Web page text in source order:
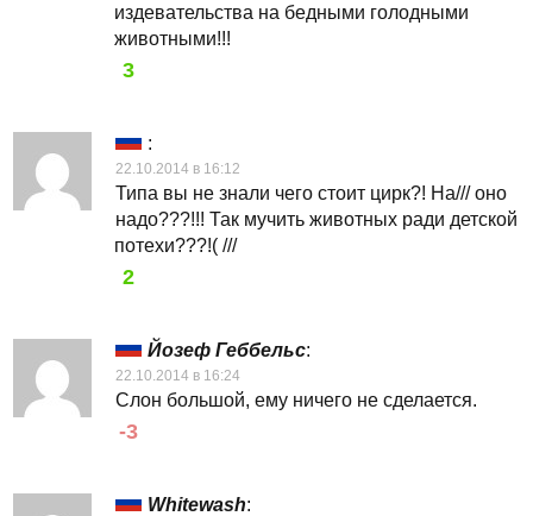
издевательства на бедными голодными
животными!!!
3
:
22.10.2014 в 16:12
Типа вы не знали чего стоит цирк?! На/// оно
надо???!!! Так мучить животных ради детской
потехи???!( ///
2
Йозеф Геббельс:
22.10.2014 в 16:24
Слон большой, ему ничего не сделается.
-3
Whitewash: